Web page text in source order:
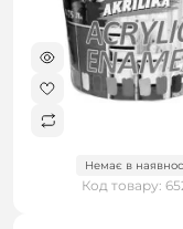
Немає в
Код товару: